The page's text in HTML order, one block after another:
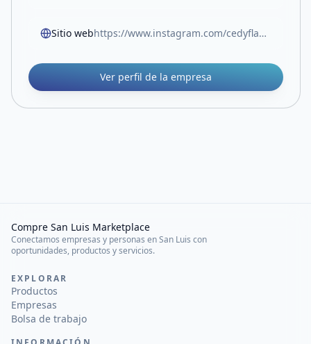
Sitio web https://www.instagram.com/cedyflapunta?igsh=cGZpdWo1dXlyeGNn&utm_source=qr
Ver perfil de la empresa
Compre San Luis Marketplace
Conectamos empresas y personas en San Luis con
oportunidades, productos y servicios.
EXPLORAR
Productos
Empresas
Bolsa de trabajo